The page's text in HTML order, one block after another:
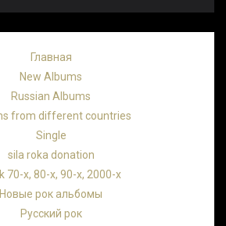
Главная
New Albums
Russian Albums
from different countries
Single
sila roka donation
70-х, 80-х, 90-х, 2000-х
Новые рок альбомы
Русский рок